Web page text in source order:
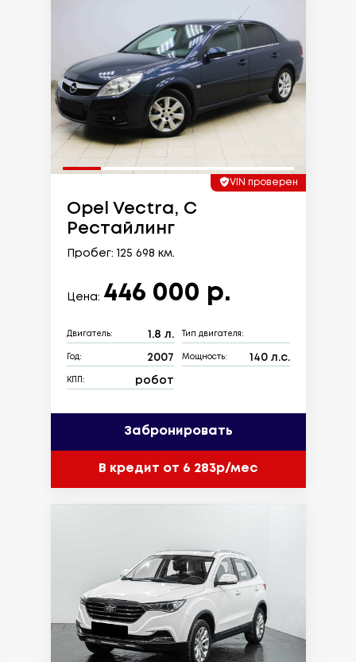
VIN проверен
Opel Vectra, C
Рестайлинг
Пробег: 125 698 км.
Цена: 446 000 р.
Двигатель: 1.8 л. Тип двигателя:
Год: 2007 Мощность: 140 л.с.
КПП: робот
Забронировать
В кредит от 6 283р/мес